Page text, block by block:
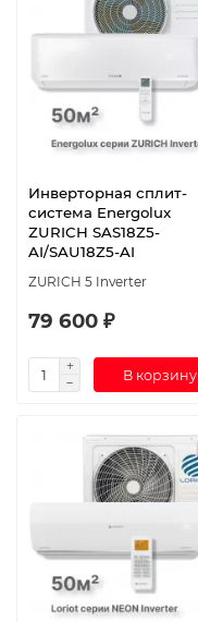
Инверторная сплит-
система Energolux
ZURICH SAS18Z5-
AI/SAU18Z5-AI
ZURICH 5 Inverter
79 600 ₽
В корзину